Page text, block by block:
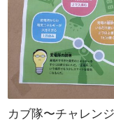
カブ隊〜チャレン